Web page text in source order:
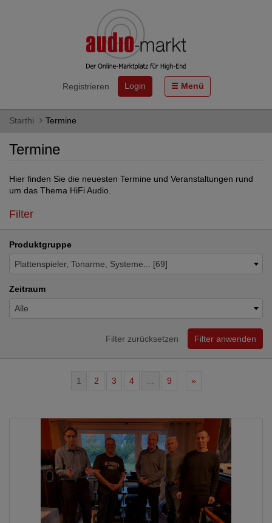
Registrieren Login Menü
Starthi Termine
Termine
Hier finden Sie die neuesten Termine und Veranstaltungen rund
um das Thema HiFi Audio.
Filter
Produktgruppe
Plattenspieler, Tonarme, Systeme... [69]
Zeitraum
Alle
Filter zurücksetzen Filter anwenden
1 2 3 4 9 »